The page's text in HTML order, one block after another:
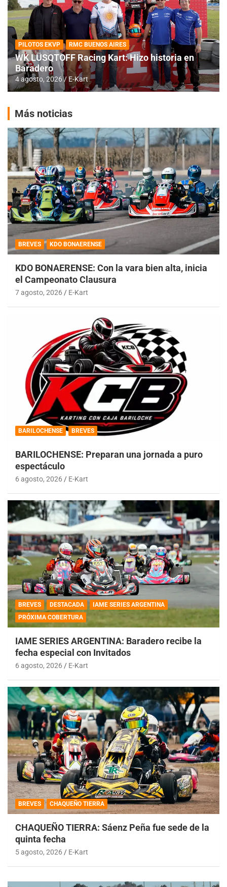
PILOTOS EKVP RMC BUENOS AIRES
WK LÜSQTOFF Racing Kart: Hizo historia en
Baradero
4 agosto, 2026 E-Kart
Más noticias
BREVES KDO BONAERENSE
KDO BONAERENSE: Con la vara bien alta, inicia
el Campeonato Clausura
7 agosto, 2026 E-Kart
BARILOCHENSE BREVES
BARILOCHENSE: Preparan una jornada a puro
espectáculo
6 agosto, 2026 E-Kart
BREVES DESTACADA
IAME SERIES ARGENTINA
PRÓXIMA COBERTURA
IAME SERIES ARGENTINA: Baradero recibe la
fecha especial con Invitados
6 agosto, 2026 E-Kart
BREVES CHAQUEÑO TIERRA
CHAQUEÑO TIERRA: Sáenz Peña fue sede de la
quinta fecha
5 agosto, 2026 E-Kart